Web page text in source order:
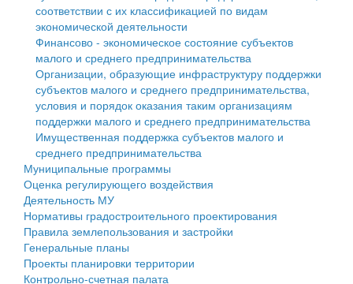
Противодействие коррупции
Контрольно-счетная палата
Персональные данные
Оценка регулирующего воздействия
Деятельность МУ
Нормативы градостроительного проектирования
Правила землепользования и застройки
Генеральные планы
Проекты планировки территории
соответствии с их классификацией по видам
экономической деятельности
Финансово - экономическое состояние субъектов
малого и среднего предпринимательства
Организации, образующие инфраструктуру поддержки
субъектов малого и среднего предпринимательства,
условия и порядок оказания таким организациям
поддержки малого и среднего предпринимательства
Имущественная поддержка субъектов малого и
среднего предпринимательства
Муниципальные программы
Оценка регулирующего воздействия
Деятельность МУ
Нормативы градостроительного проектирования
Правила землепользования и застройки
Генеральные планы
Проекты планировки территории
Контрольно-счетная палата